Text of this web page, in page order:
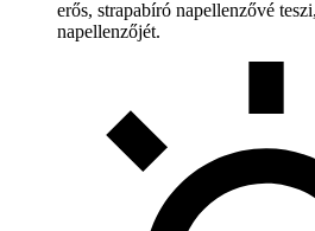
erős, strapabíró napellenzővé
napellenzőjét.